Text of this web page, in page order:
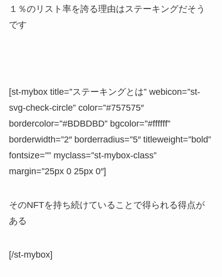
１％のリスト率を誇る理由は ステーキングだそう
です
[st-mybox title=”ステーキングとは” webicon=”st-
svg-check-circle” color=”#757575″
bordercolor=”#BDBDBD” bgcolor=”#ffffff”
borderwidth=”2″ borderradius=”5″ titleweight=”bold”
fontsize=”” myclass=”st-mybox-class”
margin=”25px 0 25px 0″]
そのNFTを持ち続けていることで得られる得点が
ある
[/st-mybox]